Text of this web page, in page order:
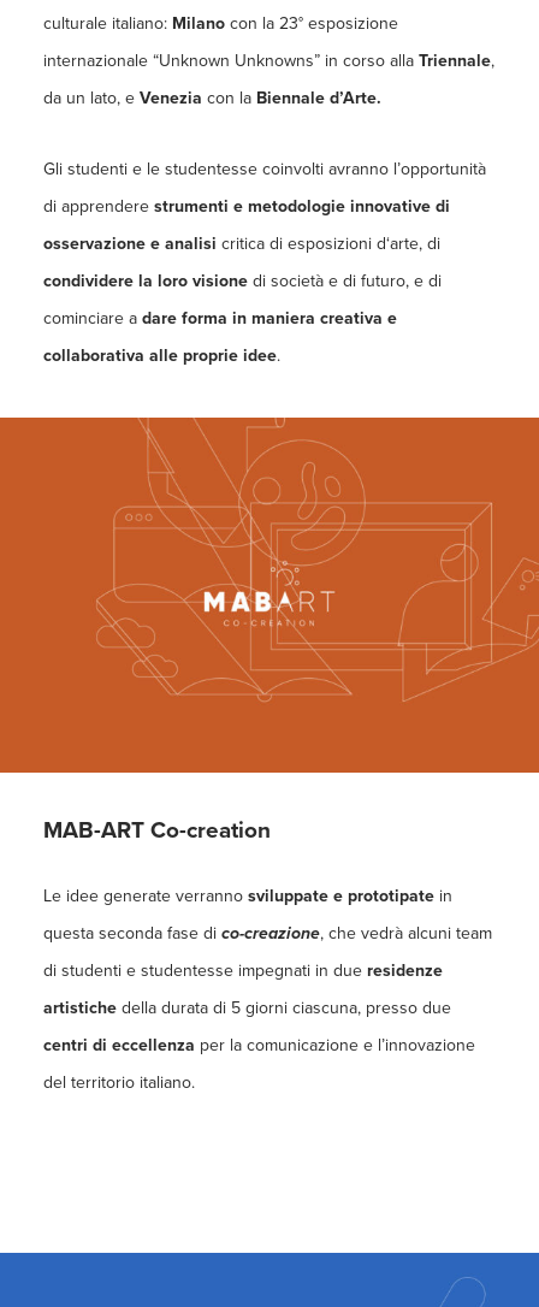
culturale italiano: Milanocon la 23° esposizione
internazionale “Unknown Unknowns” in corso allaTriennale,
da un lato, eVenezia con la Biennale d’Arte.
Gli studenti e le studentesse coinvolti avranno l’opportunità
di apprenderestrumenti e metodologie innovative di
osservazione e analisi critica di esposizioni d‘arte, di
condividere la loro visionedi società e di futuro, e di
cominciare adare forma in maniera creativa e
collaborativa alle proprie idee.
MAB-ART Co-creation
Le idee generate verrannosviluppate e prototipate in
questa seconda fase dico-creazione, che vedrà alcuni team
di studenti e studentesse impegnati in dueresidenze
artistichedella durata di 5 giorni ciascuna, presso due
centri di eccellenza per la comunicazione e l’innovazione
del territorio italiano.